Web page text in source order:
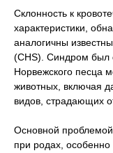
Склонность к
характеристики,
аналогичны
(CHS). Синдром был
Норвежского песца
животных, включая
видов, страдающих
Основной проблемой
при родах,